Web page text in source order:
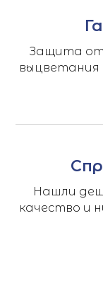
Защита от
выцветания
Нашли
качество и